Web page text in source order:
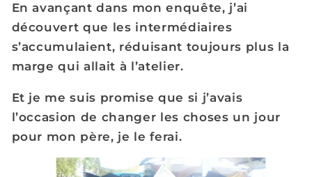
En avançant dans mon enquête, j’ai
découvert que les intermédiaires
s’accumulaient, réduisant toujours plus la
marge qui allait à l’atelier.
Et je me suis promise que si j’avais
l’occasion de changer les choses un jour
pour mon père, je le ferai.